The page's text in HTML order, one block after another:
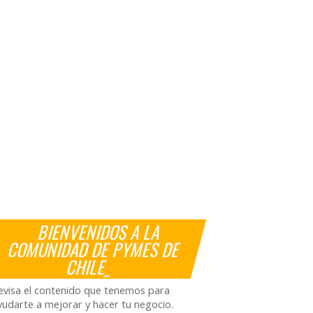
BIENVENIDOS A LA
COMUNIDAD DE PYMES DE
CHILE_
el contenido que tenemos para
a mejorar y hacer tu negocio.